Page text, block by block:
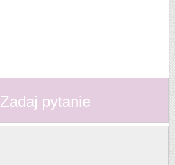
Zadaj pytanie